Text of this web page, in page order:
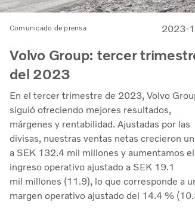
Comunicado de prensa 2023-
Volvo Group: tercer
del 2023
En el tercer trimestre de 2023, Volvo
siguió ofreciendo mejores resultados,
márgenes y rentabilidad. Ajustadas por las
divisas, nuestras ventas netas crecieron
a SEK 132.4 mil millones y aumentamos el
ingreso operativo ajustado a SEK 19.1
mil millones (11.9), lo que corresponde a
margen operativo ajustado del 14.4 %